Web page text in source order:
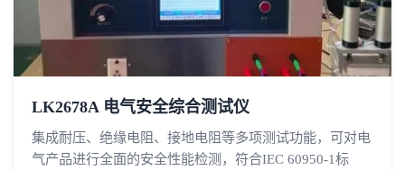
LK2678A 电气安全综合测试仪
集成耐压、绝缘电阻、接地电阻等多项测试功能，可对电
气产品进行全面的安全性能检测，符合IEC 60950-1标